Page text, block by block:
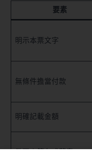
要素
明示本票文字
無條件擔當付款
明確記載金額
發票人簽名或蓋章